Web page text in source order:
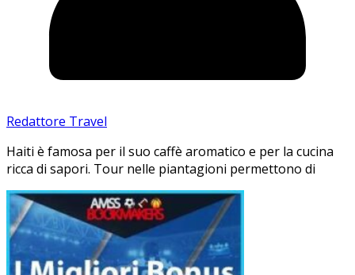
Redattore Travel
Haiti è famosa per il suo caffè aromatico e per la cucina
ricca di sapori. Tour nelle piantagioni permettono di